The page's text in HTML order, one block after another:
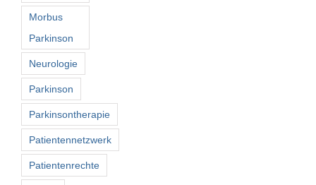
Morbus
Parkinson
Neurologie
Parkinson
Parkinsontherapie
Patientennetzwerk
Patientenrechte